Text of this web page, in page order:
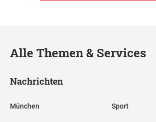
Alle Themen & Services
Nachrichten
München Sport